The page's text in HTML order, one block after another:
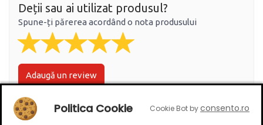
Deții sau ai utilizat produsul?
Spune-ți părerea acordând o nota produsului
Adaugă un review
Ratingul general al produsului
Politica Cookie Cookie Bot byconsento.ro